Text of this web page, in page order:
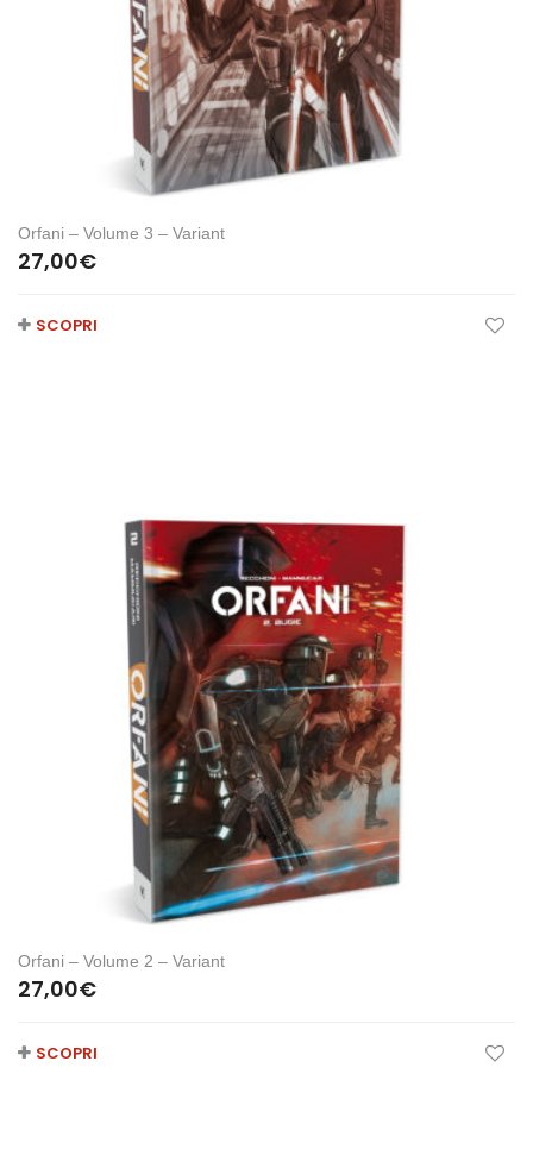
Orfani – Volume 3 – Variant
27,00€
SCOPRI
Orfani – Volume 2 – Variant
27,00€
SCOPRI